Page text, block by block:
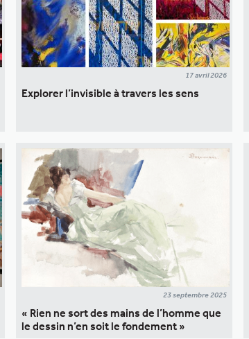
17 avril 2026
Explorer l’invisible à travers les sens
23 septembre 2025
« Rien ne sort des mains de l’homme que
le dessin n’en soit le fondement »